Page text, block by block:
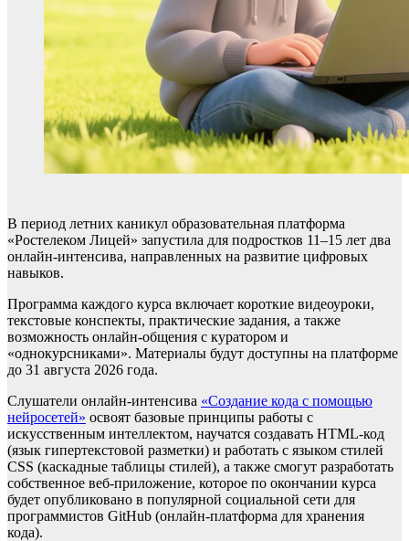
В период летних каникул образовательная платформа
«Ростелеком Лицей» запустила для подростков 11–15 лет два
онлайн-интенсива, направленных на развитие цифровых
навыков.
Программа каждого курса включает короткие видеоуроки,
текстовые конспекты, практические задания, а также
возможность онлайн-общения с куратором и
«однокурсниками». Материалы будут доступны на платформе
до 31 августа 2026 года.
Слушатели онлайн-интенсива «Создание кода с помощью
нейросетей» освоят базовые принципы работы с
искусственным интеллектом, научатся создавать HTML-код
(язык гипертекстовой разметки) и работать с языком стилей
CSS (каскадные таблицы стилей), а также смогут разработать
собственное веб-приложение, которое по окончании курса
будет опубликовано в популярной социальной сети для
программистов GitHub (онлайн-платформа для хранения
кода).